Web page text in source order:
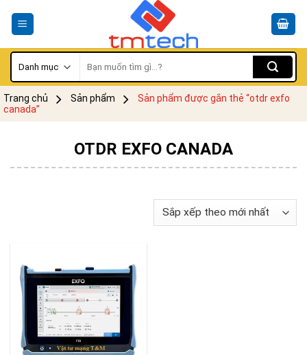
kiếm:
Trang chủ Sản phẩm
Sản phẩm được gắn thẻ “otdr exfo
canada”
OTDR EXFO CANADA